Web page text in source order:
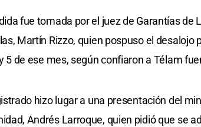
fue tomada por el juez de Garantías de
Martín Rizzo, quien pospuso el
5 de ese mes, según confiaron a Télam
hizo lugar a una presentación del
Andrés Larroque, quien pidió que se